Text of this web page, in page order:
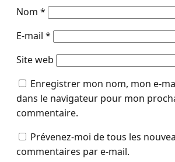
Nom *
E-mail *
Site web
Enregistrer mon nom, mon e-
dans le navigateur pour mon
commentaire.
Prévenez-moi de tous les
commentaires par e-mail.